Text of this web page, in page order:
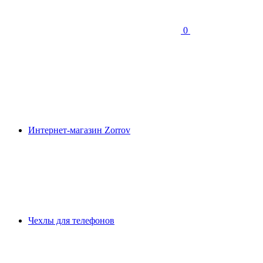
0
Интернет-магазин Zorrov
Чехлы для телефонов